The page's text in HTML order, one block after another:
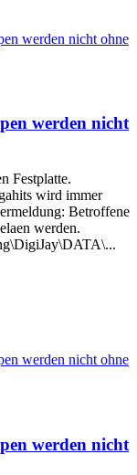
werden nicht ohne
werden nicht
Festplatte.
wird immer
Betroffene
werden.
werden nicht ohne
werden nicht